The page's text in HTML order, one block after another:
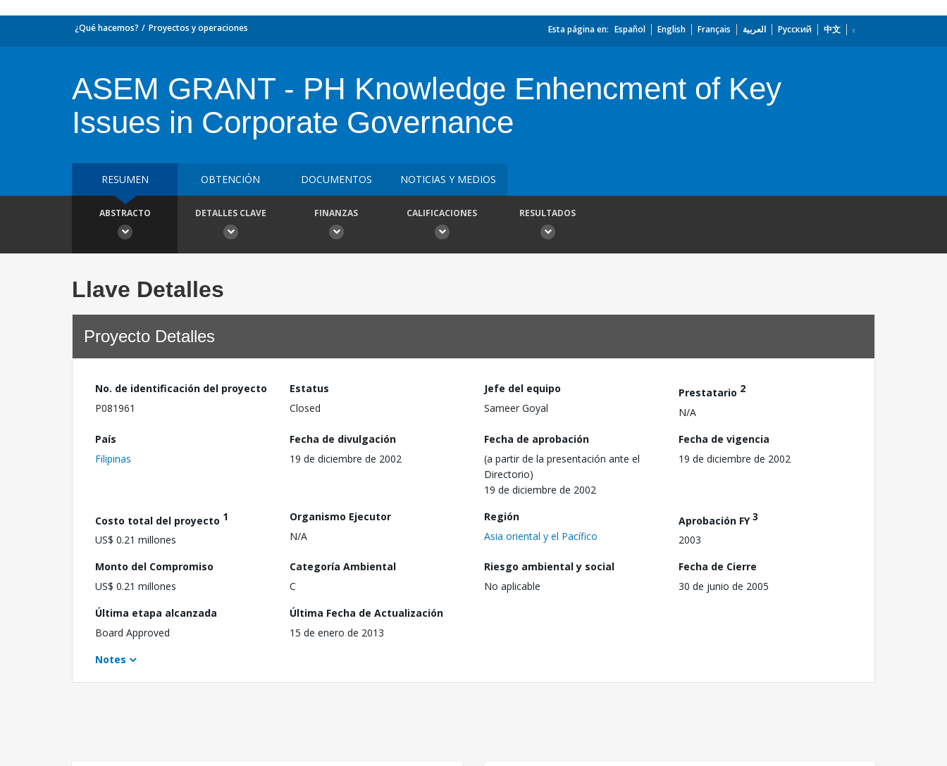
¿Qué hacemos? Proyectos y operaciones Esta página en: Español English Français العربية Русский 中文
ASEM GRANT - PH Knowledge Enhencment of Key
Issues in Corporate Governance
RESUMEN OBTENCIÓN DOCUMENTOS NOTICIAS Y MEDIOS
ABSTRACTO DETALLES CLAVE FINANZAS CALIFICACIONES RESULTADOS
Llave Detalles
Proyecto Detalles
No. de identificación del proyecto
P081961
Estatus
Closed
Jefe del equipo
Sameer Goyal
Prestatario 2
N/A
País
Filipinas
Fecha de divulgación
19 de diciembre de 2002
Fecha de aprobación
(a partir de la presentación ante el
Directorio)
19 de diciembre de 2002
Fecha de vigencia
19 de diciembre de 2002
Costo total del proyecto 1
US$ 0.21 millones
Organismo Ejecutor
N/A
Región
Asia oriental y el Pacífico
Aprobación FY3
2003
Monto del Compromiso
US$ 0.21 millones
Categoría Ambiental
C
Riesgo ambiental y social
No aplicable
Fecha de Cierre
30 de junio de 2005
Última etapa alcanzada
Board Approved
Última Fecha de Actualización
15 de enero de 2013
Notes